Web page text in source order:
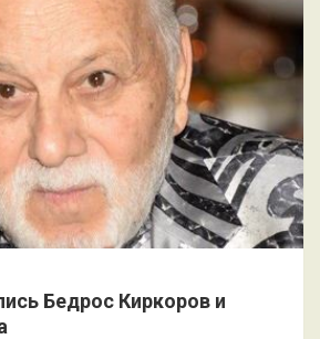
Бедрос Киркоров и